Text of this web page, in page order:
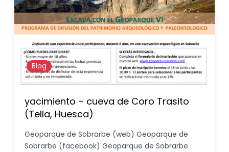
Blog
yacimiento – cueva de Coro Trasito
(Tella, Huesca)
Geoparque de Sobrarbe (web) Geoparque de
Sobrarbe (facebook) Geoparque de Sobrarbe